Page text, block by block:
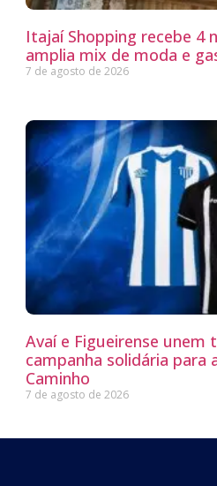
Itajaí Shopping recebe 4
amplia mix de moda e
7 de agosto de 2026
Avaí e Figueirense unem
campanha solidária para
Caminho
7 de agosto de 2026